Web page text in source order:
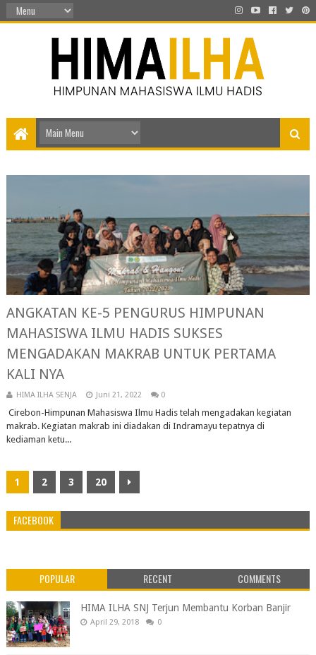
ANGKATAN KE-5 PENGURUS HIMPUNAN
MAHASISWA ILMU HADIS SUKSES
MENGADAKAN MAKRAB UNTUK PERTAMA
KALI NYA
HIMA ILHA SENJA Juni 21, 2022 0
Cirebon-Himpunan Mahasiswa Ilmu Hadis telah mengadakan kegiatan
makrab. Kegiatan makrab ini diadakan di Indramayu tepatnya di
kediaman ketu...
1 2 3 20
FACEBOOK
POPULAR RECENT COMMENTS
HIMA ILHA SNJ Terjun Membantu Korban Banjir
April 29, 2018 0